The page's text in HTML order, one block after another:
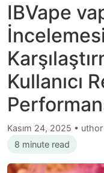
IBVape
Kullanıcı
Kasım 24, 2025 • uthor
8 minute read